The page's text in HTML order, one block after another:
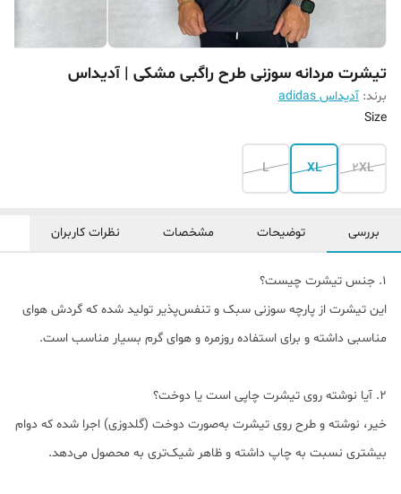
تیشرت مردانه سوزنی طرح راگبی مشکی | آدیداس
برند: آدیداس adidas
Size
2XL
XL
L
بررسی توضیحات مشخصات نظرات کاربران
1. جنس تیشرت چیست؟
این تیشرت از پارچه سوزنی سبک و تنفس‌پذیر تولید شده که گردش هوای
مناسبی داشته و برای استفاده روزمره و هوای گرم بسیار مناسب است.
2. آیا نوشته روی تیشرت چاپی است یا دوخت؟
خیر، نوشته و طرح روی تیشرت به‌صورت دوخت (گلدوزی) اجرا شده که دوام
بیشتری نسبت به چاپ داشته و ظاهر شیک‌تری به محصول می‌دهد.